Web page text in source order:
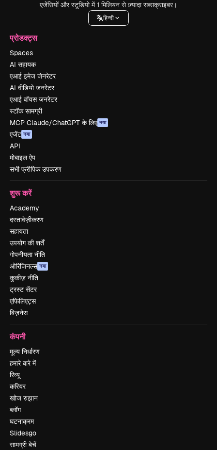
एजेंसियों और स्टूडियो में 1 मिलियन से ज़्यादा सब्सक्राइबर।
हिन्दी
प्रोडक्ट्स
Spaces
AI सहायक
एआई इमेज जेनरेटर
AI वीडियो जनरेटर
एआई वॉयस जनरेटर
स्टॉक सामग्री
MCP Claude/ChatGPT के लिए नया
एजेंट नया
API
मोबाइल ऐप
सभी फ्रीपिक उपकरण
शुरू करें
Academy
दस्तावेज़ीकरण
सहायता
उपयोग की शर्तें
गोपनीयता नीति
ओरिजिनल्स नया
कुकीज़ नीति
ट्रस्ट सेंटर
एफिलिएट्स
बिज़नेस
कंपनी
मूल्य निर्धारण
हमारे बारे में
रिव्यू
करियर
खोज रुझान
ब्लॉग
घटनाक्रम
Slidesgo
सामग्री बेचें